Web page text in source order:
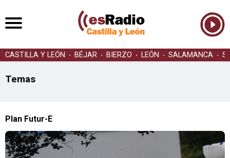
CASTILLA Y LEÓN BÉJAR BIERZO LEÓN SALAMANCA
Temas
Plan Futur-E